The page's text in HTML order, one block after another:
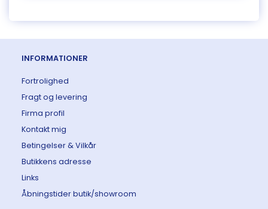
INFORMATIONER
Fortrolighed
Fragt og levering
Firma profil
Kontakt mig
Betingelser & Vilkår
Butikkens adresse
Links
Åbningstider butik/showroom